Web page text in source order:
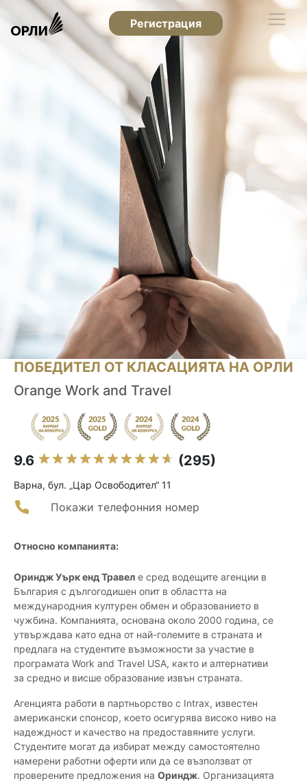
Регистрация
ПОБЕДИТЕЛ ОТ КЛАСАЦИЯТА НА ОРЛИ
Orange Work and Travel
9.6 (295)
Варна, бул. „Цар Освободител“ 11
Покажи телефонния номер
Относно компанията:
Ориндж Уърк енд Травел е сред водещите агенции в
България с дългогодишен опит в областта на
международния културен обмен и образованието в
чужбина. Компанията, основана около 2000 година, се
утвърждава като една от най-големите в страната и
предлага на студентите възможности за участие в
програмата Work and Travel USA, както и алтернативи
за средно и висше образование извън страната.
Агенцията работи в партньорство с Intrax, известен
американски спонсор, което осигурява високо ниво на
надеждност и качество на предоставяните услуги.
Студентите могат да избират между самостоятелно
намерени работни оферти или да се възползват от
проверените предложения на Ориндж. Организацията